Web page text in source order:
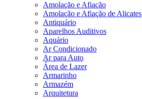
Amolação e Afiação
Amolação e Afiação de Alicates
Antiquário
Aparelhos Auditivos
Aquário
Ar Condicionado
Ar para Auto
Área de Lazer
Armarinho
Armazém
Arquitetura